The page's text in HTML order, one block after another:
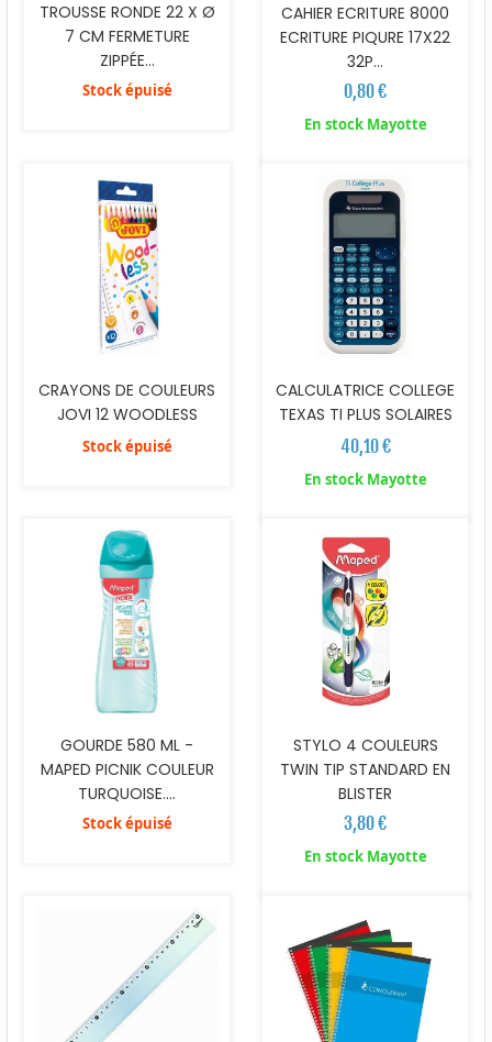
TROUSSE RONDE 22 X Ø
7 CM FERMETURE
ZIPPÉE...
Stock épuisé
CAHIER ECRITURE 8000
ECRITURE PIQURE 17X22
32P...
0,80 €
En stock Mayotte
CRAYONS DE COULEURS
JOVI 12 WOODLESS
Stock épuisé
CALCULATRICE COLLEGE
TEXAS TI PLUS SOLAIRES
40,10 €
En stock Mayotte
GOURDE 580 ML -
MAPED PICNIK COULEUR
TURQUOISE....
Stock épuisé
STYLO 4 COULEURS
TWIN TIP STANDARD EN
BLISTER
3,80 €
En stock Mayotte